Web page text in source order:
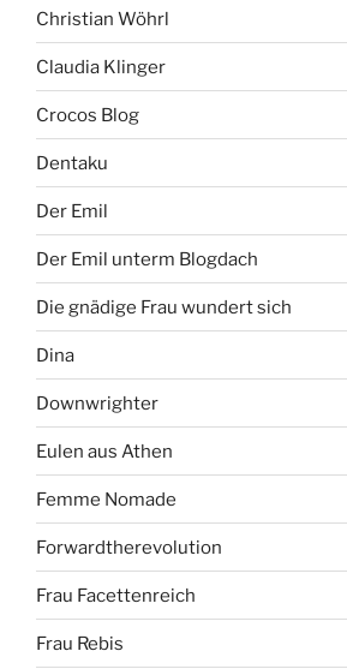
Christian Wöhrl
Claudia Klinger
Crocos Blog
Dentaku
Der Emil
Der Emil unterm Blogdach
Die gnädige Frau wundert sich
Dina
Downwrighter
Eulen aus Athen
Femme Nomade
Forwardtherevolution
Frau Facettenreich
Frau Rebis